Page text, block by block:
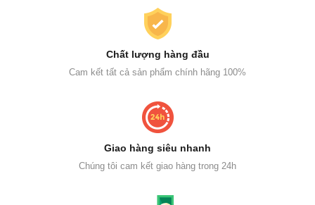
Chất lượng hàng đầu
Cam kết tất cả sản phẩm chính hãng 100%
Giao hàng siêu nhanh
Chúng tôi cam kết giao hàng trong 24h